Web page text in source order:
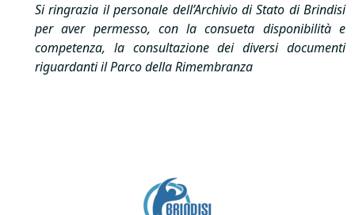
Si ringrazia il personale dell’Archivio di Stato di Brindisi
per aver permesso, con la consueta disponibilità e
competenza, la consultazione dei diversi documenti
riguardanti il Parco della Rimembranza